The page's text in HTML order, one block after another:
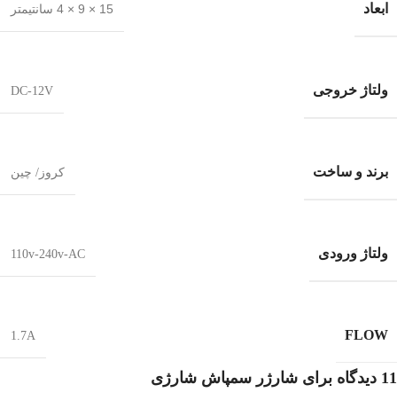
ابعاد 15 × 9 × 4 سانتیمتر
ولتاژ خروجی DC-12V
برند و ساخت کروز/ چین
ولتاژ ورودی 110v-240v-AC
FLOW
1.7A
11 دیدگاه برای شارژر سمپاش شارژی